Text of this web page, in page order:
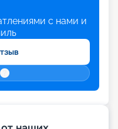
с нами и